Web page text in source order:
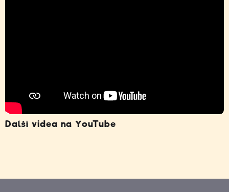
Další videa na YouTube